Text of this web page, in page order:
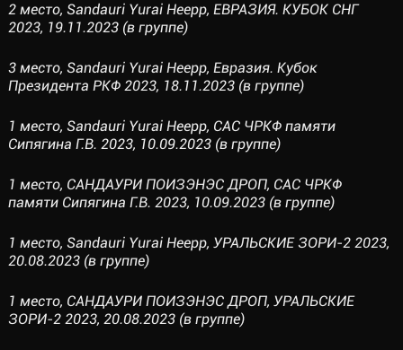
2 место, Sandauri Yurai Heepp, ЕВРАЗИЯ. КУБОК СНГ
2023, 19.11.2023 (в группе)
3 место, Sandauri Yurai Heepp, Евразия. Кубок
Президента РКФ 2023, 18.11.2023 (в группе)
1 место, Sandauri Yurai Heepp, САС ЧРКФ памяти
Сипягина Г.В. 2023, 10.09.2023 (в группе)
1 место, САНДАУРИ ПОИЗЭНЭС ДРОП, САС ЧРКФ
памяти Сипягина Г.В. 2023, 10.09.2023 (в группе)
1 место, Sandauri Yurai Heepp, УРАЛЬСКИЕ ЗОРИ-2 2023,
20.08.2023 (в группе)
1 место, САНДАУРИ ПОИЗЭНЭС ДРОП, УРАЛЬСКИЕ
ЗОРИ-2 2023, 20.08.2023 (в группе)